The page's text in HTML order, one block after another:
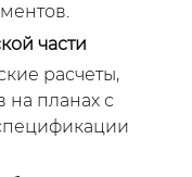
части
расчеты,
на планах с